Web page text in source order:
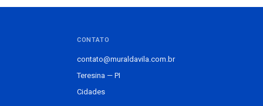
CONTATO
contato@muraldavila.com.br
Teresina — PI
Cidades